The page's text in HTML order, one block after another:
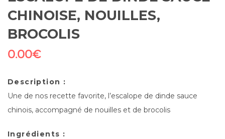
CHINOISE, NOUILLES,
BROCOLIS
0.00€
Description :
Une de nos recette favorite, l’escalope de dinde sauce
chinois, accompagné de nouilles et de brocolis
Ingrédients :